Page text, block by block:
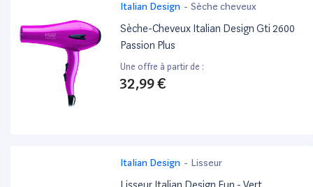
Italian Design - Sèche cheveux
Sèche-Cheveux Italian Design Gti 2600
Passion Plus
Une offre à partir de :
32,99 €
Italian Design - Lisseur